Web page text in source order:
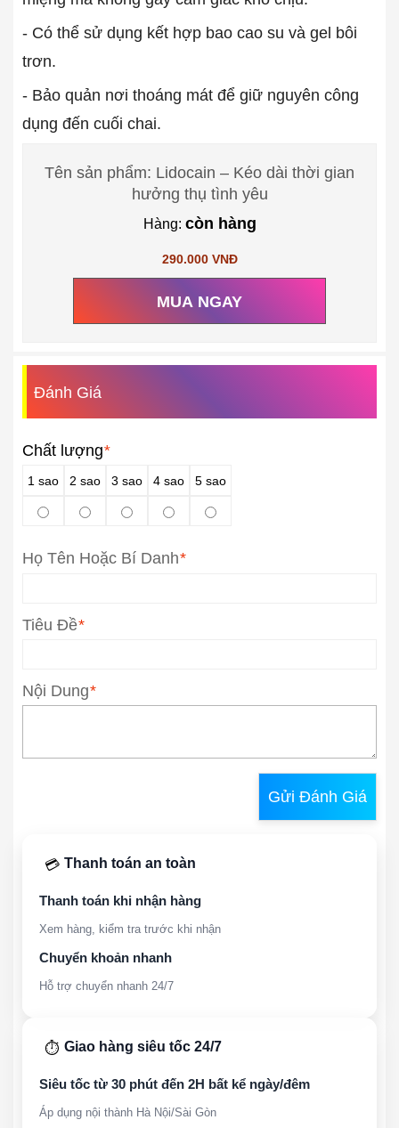
- Có thể sử dụng kết hợp bao cao su và gel bôi
trơn.
- Bảo quản nơi thoáng mát để giữ nguyên công
dụng đến cuối chai.
Tên sản phẩm: Lidocain – Kéo dài thời gian
hưởng thụ tình yêu
Hàng: còn hàng
290.000 VNĐ
MUA NGAY
Đánh Giá
Chất lượng*
1 sao 2 sao 3 sao 4 sao 5 sao
*
Họ Tên Hoặc Bí Danh
*
Tiêu Đề
*
Nội Dung
Gửi Đánh Giá
💳 Thanh toán an toàn
Thanh toán khi nhận hàng
Xem hàng, kiểm tra trước khi nhận
Chuyển khoản nhanh
Hỗ trợ chuyển nhanh 24/7
⏱️ Giao hàng siêu tốc 24/7
Siêu tốc từ 30 phút đến 2H bất kể ngày/đêm
Áp dụng nội thành Hà Nội/Sài Gòn